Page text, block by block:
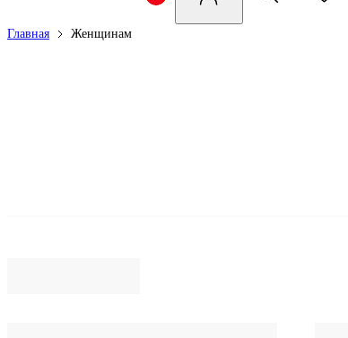
Главная Женщинам